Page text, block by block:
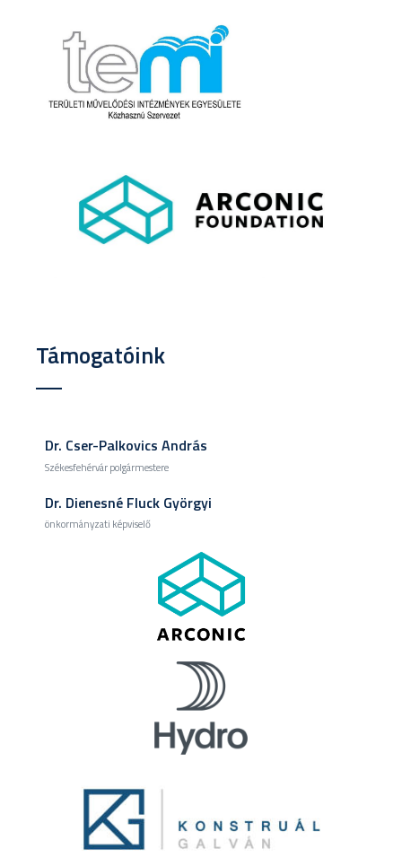
Támogatóink
Dr. Cser-Palkovics András
Székesfehérvár polgármestere
Dr. Dienesné Fluck Györgyi
önkormányzati képviselő